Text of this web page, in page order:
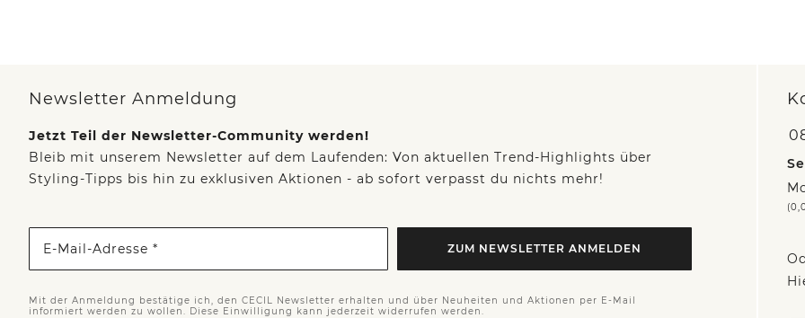
Newsletter Anmeldung
Jetzt Teil der Newsletter-Community werden!
Bleib mit unserem Newsletter auf dem Laufenden: Von aktuellen Trend-Highlights über
Styling-Tipps bis hin zu exklusiven Aktionen - ab sofort verpasst du nichts mehr!
E-Mail-Adresse * ZUM NEWSLETTER ANMELDEN
Mit der Anmeldung bestätige ich, den CECIL Newsletter erhalten und über Neuheiten und Aktionen per E-Mail
informiert werden zu wollen. Diese Einwilligung kann jederzeit widerrufen werden.